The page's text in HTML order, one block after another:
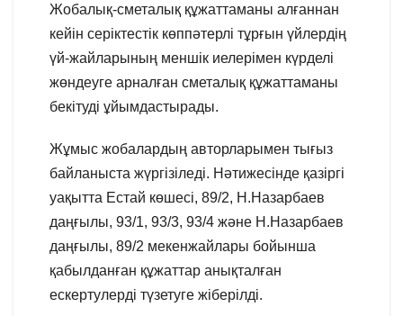
Жобалық-сметалық құжаттаманы алғаннан
кейін серіктестік көппәтерлі тұрғын үйлердің
үй-жайларының меншік иелерімен күрделі
жөндеуге арналған сметалық құжаттаманы
бекітуді ұйымдастырады.
Жұмыс жобалардың авторларымен тығыз
байланыста жүргізіледі. Нәтижесінде қазіргі
уақытта Естай көшесі, 89/2, Н.Назарбаев
даңғылы, 93/1, 93/3, 93/4 және Н.Назарбаев
даңғылы, 89/2 мекенжайлары бойынша
қабылданған құжаттар анықталған
ескертулерді түзетуге жіберілді.